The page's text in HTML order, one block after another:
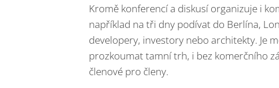
Kromě konferencí a diskusí organizuje i
například na tři dny podívat do Berlína,
developery, investory nebo architekty. Je
prozkoumat tamní trh, i bez komerčního
členové pro členy.